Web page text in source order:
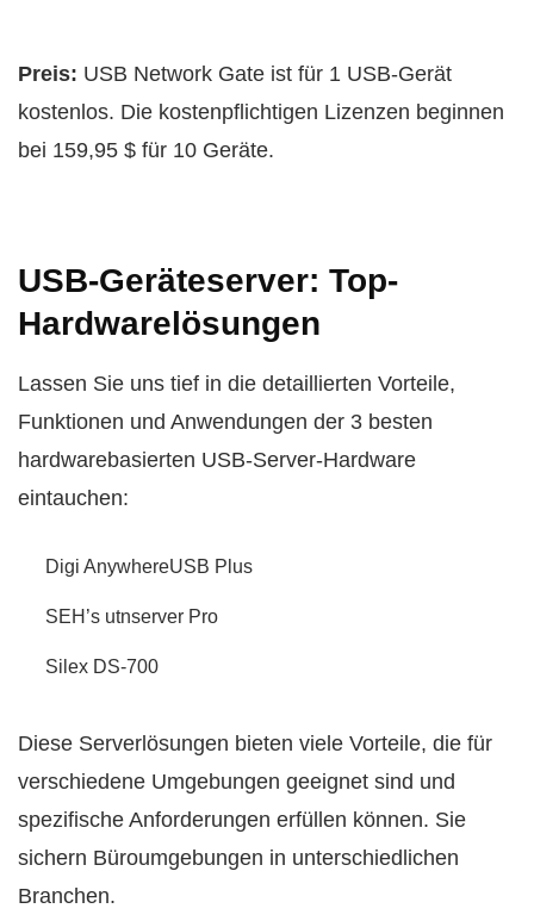
Preis: USB Network Gate ist für 1 USB-Gerät
kostenlos. Die kostenpflichtigen Lizenzen beginnen
bei 159,95 $ für 10 Geräte.
USB-Geräteserver: Top-
Hardwarelösungen
Lassen Sie uns tief in die detaillierten Vorteile,
Funktionen und Anwendungen der 3 besten
hardwarebasierten USB-Server-Hardware
eintauchen:
Digi AnywhereUSB Plus
SEH’s utnserver Pro
Silex DS-700
Diese Serverlösungen bieten viele Vorteile, die für
verschiedene Umgebungen geeignet sind und
spezifische Anforderungen erfüllen können. Sie
sichern Büroumgebungen in unterschiedlichen
Branchen.